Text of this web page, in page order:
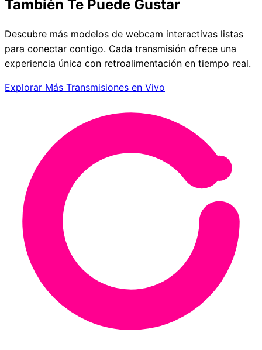
También Te Puede Gustar
Descubre más modelos de webcam interactivas listas
para conectar contigo. Cada transmisión ofrece una
experiencia única con retroalimentación en tiempo real.
Explorar Más Transmisiones en Vivo